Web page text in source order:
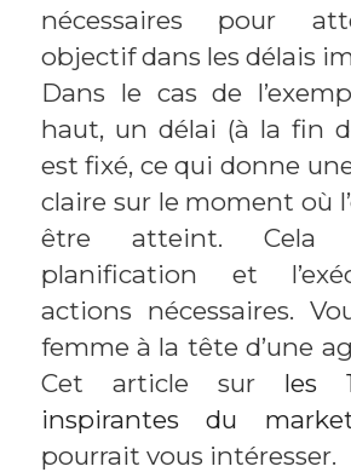
nécessaires pour
objectif dans les délais
Dans le cas de
haut, un délai (à la fin
est fixé, ce qui donne
claire sur le moment où
être atteint. Cela
planification et
actions nécessaires.
femme à la tête d’une
Cet article sur les
inspirantes du
pourrait vous intéresser.